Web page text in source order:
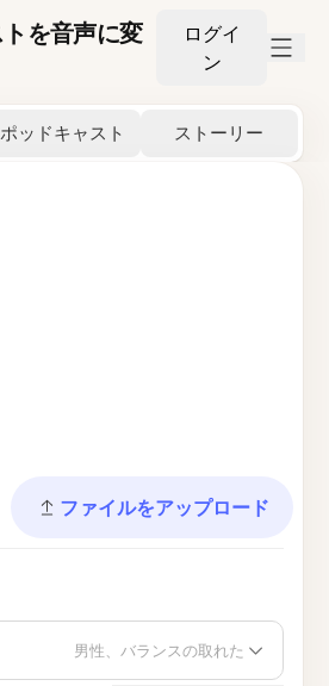
を音声に変
ログイ
ン
ポッドキャスト ストーリー
ファイルをアップロード
男性、バランスの取れた